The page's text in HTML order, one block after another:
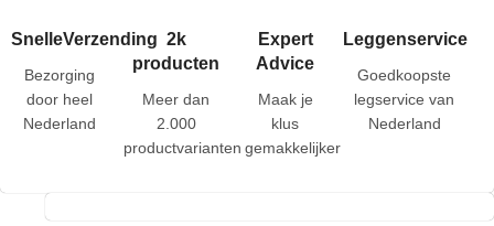
SnelleVerzending
Bezorging
door heel
Nederland
2k
producten
Meer dan
2.000
productvarianten
Expert
Advice
Maak je
klus
gemakkelijker
Leggenservice
Goedkoopste
legservice van
Nederland